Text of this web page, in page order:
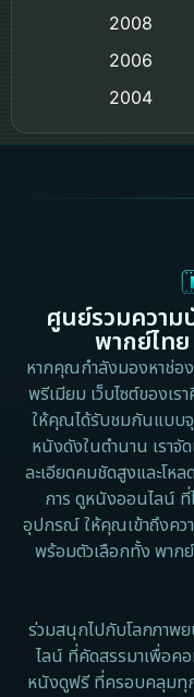
2008
2006
2004
2002
1983
1962
ศูนย์รวมความ
พากย์ไท
หากคุณกำลังมองหาช่อ
พรีเมียม เว็บไซต์ของเ
ให้คุณได้รับชมกันแบบจุ
หนังดังในตำนาน เรา
ละเอียดคมชัดสูงและโห
การ ดูหนังออนไลน์ ที่
อุปกรณ์ ให้คุณเข้าถึงคว
พร้อมตัวเลือกทั้ง พาก
ร่วมสนุกไปกับโลกภา
ไลน์ ที่คัดสรรมาเพื่อคอ
หนังดูฟรี ที่ครอบคลุมทุ